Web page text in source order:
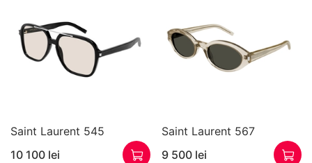
Saint Laurent 545
10 100 lei
Saint Laurent 567
9 500 lei